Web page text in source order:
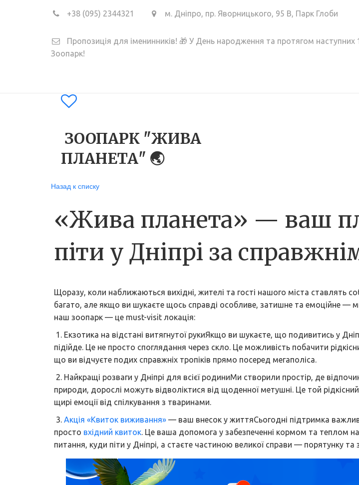
+38 (095) 2344321 м. Дніпро, пр. Яворницького, 95 В, Парк Глоби
Пропозиція для іменинників! 🎁 У День народження та протягом
Зоопарк!
ЗООПАРК "ЖИВА
ПЛАНЕТА" 🌏
Назад к списку
«Жива планета» — ваш
піти у Дніпрі за
Щоразу, коли наближаються вихідні, жителі та гості нашого міста ставлять
багато, але якщо ви шукаєте щось справді особливе, затишне та емоційне —
наш зоопарк — це must-visit локація:
1. Екзотика на відстані витягнутої рукиЯкщо ви шукаєте, що подивитись у
підійде. Це не просто споглядання через скло. Це можливість побачити
що ви відчуєте подих справжніх тропіків прямо посеред мегаполіса.
2. Найкращі розваги у Дніпрі для всієї родиниМи створили простір, де
природи, дорослі можуть відволіктися від щоденної метушні. Це той
щирі емоції від спілкування з тваринами.
3. Акція «Квиток виживання» — ваш внесок у життяСьогодні підтримка
просто вхідний квиток. Це ваша допомога у забезпеченні кормом та теплом
питання, куди піти у Дніпрі, а стаєте частиною великої справи — порятунку